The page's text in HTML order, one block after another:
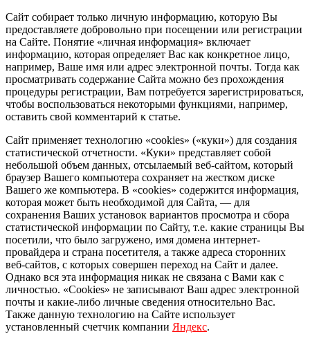
Сайт собирает только личную информацию, которую Вы
предоставляете добровольно при посещении или регистрации
на Сайте. Понятие «личная информация» включает
информацию, которая определяет Вас как конкретное лицо,
например, Ваше имя или адрес электронной почты. Тогда как
просматривать содержание Сайта можно без прохождения
процедуры регистрации, Вам потребуется зарегистрироваться,
чтобы воспользоваться некоторыми функциями, например,
оставить свой комментарий к статье.
Сайт применяет технологию «cookies» («куки») для создания
статистической отчетности. «Куки» представляет собой
небольшой объем данных, отсылаемый веб-сайтом, который
браузер Вашего компьютера сохраняет на жестком диске
Вашего же компьютера. В «cookies» содержится информация,
которая может быть необходимой для Сайта, — для
сохранения Ваших установок вариантов просмотра и сбора
статистической информации по Сайту, т.е. какие страницы Вы
посетили, что было загружено, имя домена интернет-
провайдера и страна посетителя, а также адреса сторонних
веб-сайтов, с которых совершен переход на Сайт и далее.
Однако вся эта информация никак не связана с Вами как с
личностью. «Cookies» не записывают Ваш адрес электронной
почты и какие-либо личные сведения относительно Вас.
Также данную технологию на Сайте использует
установленный счетчик компании Яндекс.